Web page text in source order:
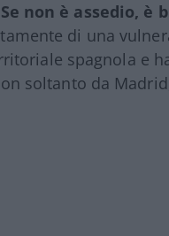
non è assedio, è
di una
spagnola e
soltanto da